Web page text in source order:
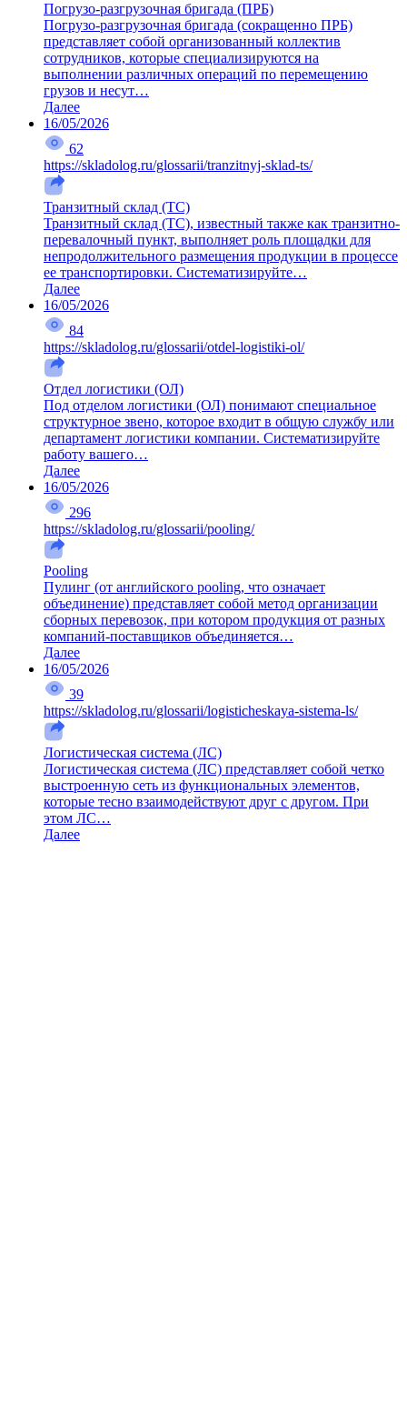
Погрузо-разгрузочная бригада (ПРБ)
Погрузо-разгрузочная бригада (сокращенно ПРБ)
представляет собой организованный коллектив
сотрудников, которые специализируются на
выполнении различных операций по перемещению
грузов и несут…
Далее
16/05/2026
62
https://skladolog.ru/glossarii/tranzitnyj-sklad-ts/
Транзитный склад (ТС)
Транзитный склад (ТС), известный также как транзитно-
перевалочный пункт, выполняет роль площадки для
непродолжительного размещения продукции в процессе
ее транспортировки. Систематизируйте…
Далее
16/05/2026
84
https://skladolog.ru/glossarii/otdel-logistiki-ol/
Отдел логистики (ОЛ)
Под отделом логистики (ОЛ) понимают специальное
структурное звено, которое входит в общую службу или
департамент логистики компании. Систематизируйте
работу вашего…
Далее
16/05/2026
296
https://skladolog.ru/glossarii/pooling/
Pooling
Пулинг (от английского pooling, что означает
объединение) представляет собой метод организации
сборных перевозок, при котором продукция от разных
компаний-поставщиков объединяется…
Далее
16/05/2026
39
https://skladolog.ru/glossarii/logisticheskaya-sistema-ls/
Логистическая система (ЛС)
Логистическая система (ЛС) представляет собой четко
выстроенную сеть из функциональных элементов,
которые тесно взаимодействуют друг с другом. При
этом ЛС…
Далее